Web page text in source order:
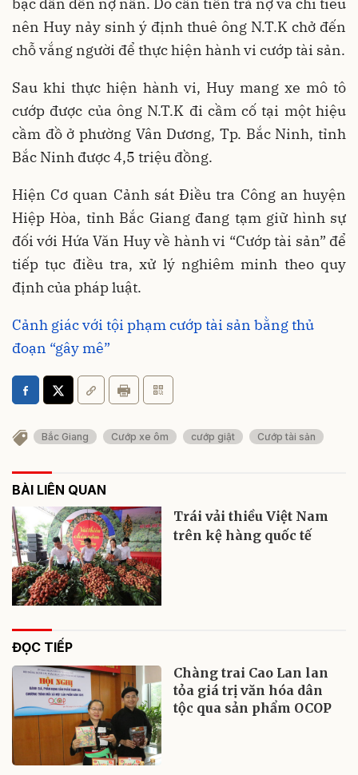
bạc dẫn đến nợ nần. Do cần tiền trả nợ và chi tiêu
nên Huy nảy sinh ý định thuê ông N.T.K chở đến
chỗ vắng người để thực hiện hành vi cướp tài sản.
Sau khi thực hiện hành vi, Huy mang xe mô tô
cướp được của ông N.T.K đi cầm cố tại một hiệu
cầm đồ ở phường Vân Dương, Tp. Bắc Ninh, tỉnh
Bắc Ninh được 4,5 triệu đồng.
Hiện Cơ quan Cảnh sát Điều tra Công an huyện
Hiệp Hòa, tỉnh Bắc Giang đang tạm giữ hình sự
đối với Hứa Văn Huy về hành vi “Cướp tài sản” để
tiếp tục điều tra, xử lý nghiêm minh theo quy
định của pháp luật.
Cảnh giác với tội phạm cướp tài sản bằng thủ
đoạn “gây mê”
Bắc Giang Cướp xe ôm cướp giật Cướp tài sản
BÀI LIÊN QUAN
Trái vải thiều Việt Nam
trên kệ hàng quốc tế
ĐỌC TIẾP
Chàng trai Cao Lan lan
tỏa giá trị văn hóa dân
tộc qua sản phẩm OCOP